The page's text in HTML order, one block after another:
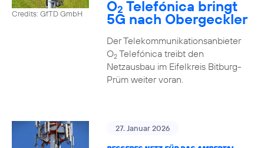
Credits: GfTD GmbH O2 Telefónica bringt
5G nach Obergeckler
Der Telekommunikationsanbieter
O2Telefónica treibt den
Netzausbau im Eifelkreis Bitburg-
Prüm weiter voran.
27. Januar 2026